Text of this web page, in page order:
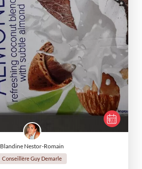
Blandine Nestor-Romain
Conseillère Guy Demarle